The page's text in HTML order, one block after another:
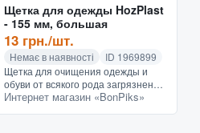
Щетка для одежды HozPlast
- 155 мм, большая
13 грн./шт.
Немає в наявності
ID 1969899
Щетка для очищения одежды и
обуви от всякого рода загрязнений.
Пластиковая колодка. Длина 155
Интернет магазин «BonPiks»